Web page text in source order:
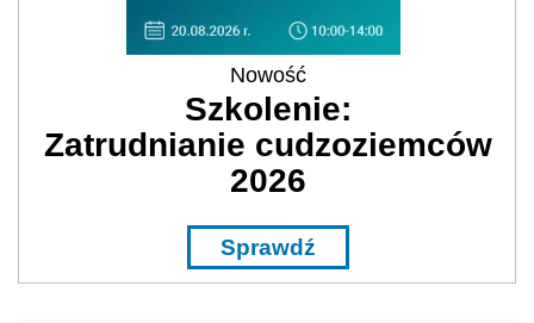
Nowość
Szkolenie:
Zatrudnianie cudzoziemców
2026
Sprawdź